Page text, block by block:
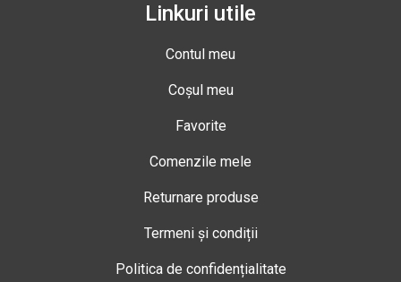
Linkuri utile
Contul meu
Coșul meu
Favorite
Comenzile mele
Returnare produse
Termeni și condiții
Politica de confidențialitate